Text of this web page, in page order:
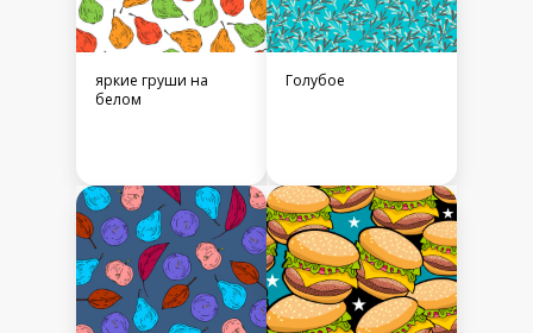
яркие груши на
белом
Голубое